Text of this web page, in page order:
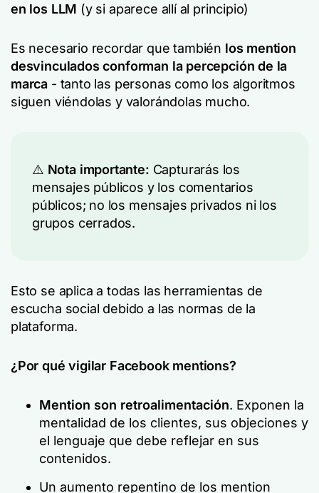
en los LLM (y si aparece allí al principio)
Es necesario recordar que también los mention
desvinculados conforman la percepción de la
marca - tanto las personas como los algoritmos
siguen viéndolas y valorándolas mucho.
⚠️ Nota importante: Capturarás los
mensajes públicos y los comentarios
públicos; no los mensajes privados ni los
grupos cerrados.
Esto se aplica a todas las herramientas de
escucha social debido a las normas de la
plataforma.
¿Por qué vigilar Facebook mentions?
Mention son retroalimentación. Exponen la
mentalidad de los clientes, sus objeciones y
el lenguaje que debe reflejar en sus
contenidos.
Un aumento repentino de los mention